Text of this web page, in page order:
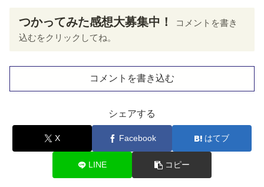
つかってみた感想大募集中！
コメントを書き
込むをクリックしてね。
コメントを書き込む
シェアする
X Facebook はてブ
LINE コピー